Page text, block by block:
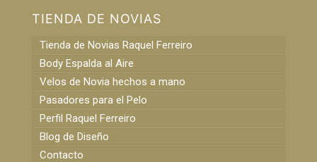
TIENDA DE NOVIAS
Tienda de Novias Raquel Ferreiro
Body Espalda al Aire
Velos de Novia hechos a mano
Pasadores para el Pelo
Perfil Raquel Ferreiro
Blog de Diseño
Contacto